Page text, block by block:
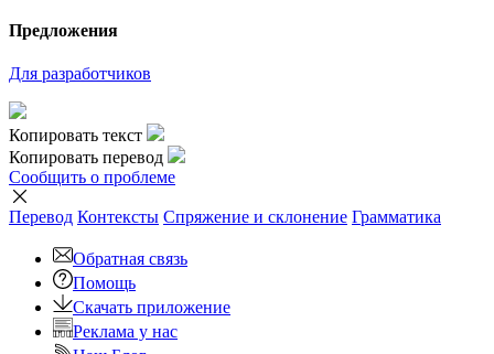
Предложения
Для разработчиков
Копировать текст
Копировать перевод
Сообщить о проблеме
Перевод Контексты Спряжение и склонение Грамматика
Обратная связь
Помощь
Скачать приложение
Реклама у нас